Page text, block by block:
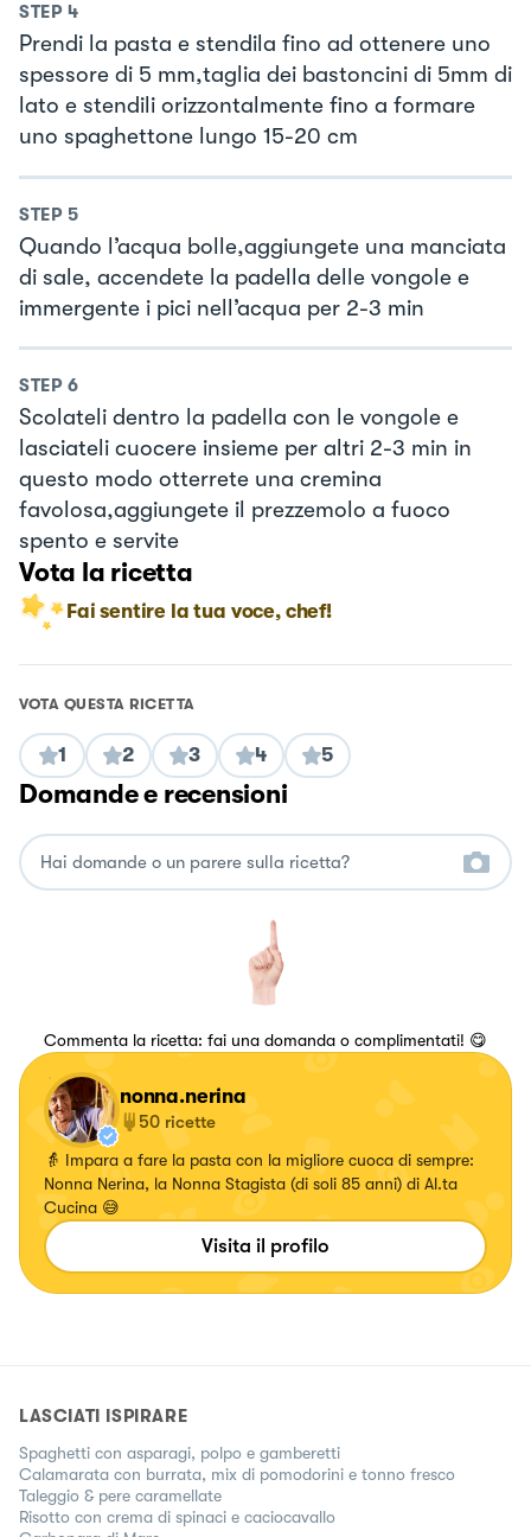
STEP 4
Prendi la pasta e stendila fino ad ottenere uno
spessore di 5 mm,taglia dei bastoncini di 5mm di
lato e stendili orizzontalmente fino a formare
uno spaghettone lungo 15-20 cm
STEP 5
Quando l’acqua bolle,aggiungete una manciata
di sale, accendete la padella delle vongole e
immergente i pici nell’acqua per 2-3 min
STEP 6
Scolateli dentro la padella con le vongole e
lasciateli cuocere insieme per altri 2-3 min in
questo modo otterrete una cremina
favolosa,aggiungete il prezzemolo a fuoco
spento e servite
Vota la ricetta
Fai sentire la tua voce, chef!
VOTA QUESTA RICETTA
1 2 3 4 5
Domande e recensioni
Commenta la ricetta: fai una domanda o complimentati! 😋
nonna.nerina
50 ricette
👵 Impara a fare la pasta con la migliore cuoca di sempre:
Nonna Nerina, la Nonna Stagista (di soli 85 anni) di Al.ta
Cucina 😅
Visita il profilo
LASCIATI ISPIRARE
Spaghetti con asparagi, polpo e gamberetti
Calamarata con burrata, mix di pomodorini e tonno fresco
Taleggio & pere caramellate
Risotto con crema di spinaci e caciocavallo